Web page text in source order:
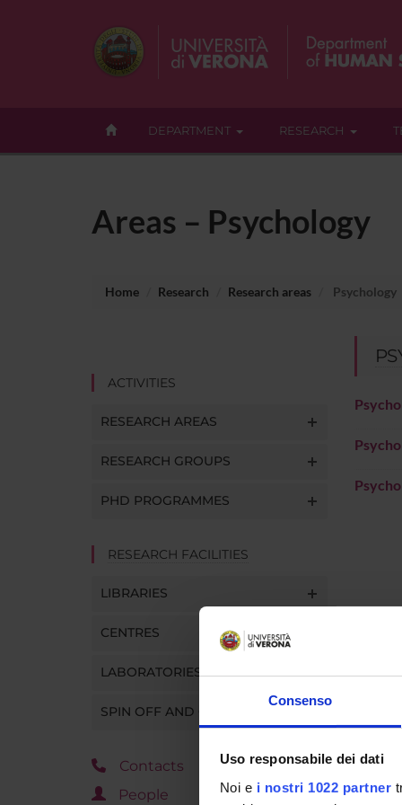
Consenso
Uso responsabile dei dati
Noi e i nostri 1022 partner
DEPARTMENT RESEARCH
Areas – Psychology
Home Research Research areas Psychology
ACTIVITIES
RESEARCH AREAS
RESEARCH GROUPS
PHD PROGRAMMES
RESEARCH FACILITIES
LIBRARIES
CENTRES
LABORATORIES
SPIN OFF AND COMPANIES
Contacts
People